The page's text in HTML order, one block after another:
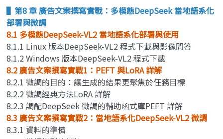
▌第8 章 廣告文案撰寫實戰：多模態DeepSeek 當地語系化
部署與微調
8.1 多模態DeepSeek-VL2 當地語系化部署與使用
8.1.1 Linux 版本DeepSeek-VL2 程式下載與影像問答
8.1.2 Windows 版本DeepSeek-VL2 程式下載
8.2 廣告文案撰寫實戰1：PEFT 與LoRA 詳解
8.2.1 微調的目的：讓生成的結果更聚焦於任務目標
8.2.2 微調經典方法LoRA 詳解
8.2.3 調配DeepSeek 微調的輔助函式庫PEFT 詳解
8.3 廣告文案撰寫實戰2：當地語系化DeepSeek-VL2 微調
8.3.1 資料的準備